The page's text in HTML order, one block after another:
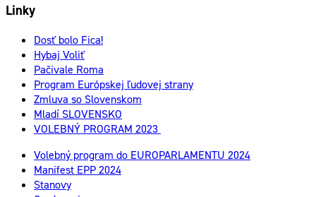
Linky
Dosť bolo Fica!
Hybaj Voliť
Pačivale Roma
Program Európskej ľudovej strany
Zmluva so Slovenskom
Mladí SLOVENSKO
VOLEBNÝ PROGRAM 2023
Volebný program do EUROPARLAMENTU 2024
Manifest EPP 2024
Stanovy